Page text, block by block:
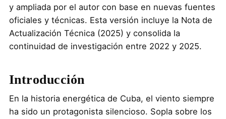
y ampliada por el autor con base en nuevas fuentes
oficiales y técnicas. Esta versión incluye la Nota de
Actualización Técnica (2025) y consolida la
continuidad de investigación entre 2022 y 2025.
Introducción
En la historia energética de Cuba, el viento siempre
ha sido un protagonista silencioso. Sopla sobre los